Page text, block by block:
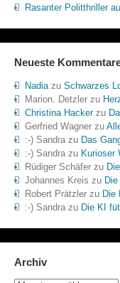
Rasanter Politthriller
Neueste
Nadiazu Schwarzes
Marion. Detzlerzu
Christina Hackerzu
Gerfried Wagnerzu
:-) Sandrazu Das
:-) Sandrazu Kurioser
Rüdiger Schäferzu
Johannes Kreis zu
Robert Prätzlerzu Die
:-) Sandrazu Die KI
Archiv